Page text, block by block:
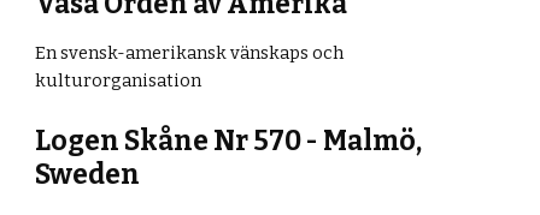
En svensk-amerikansk vänskaps och
kulturorganisation
Logen Skåne Nr 570 - Malmö,
Sweden